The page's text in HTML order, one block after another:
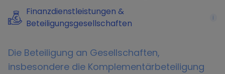
Finanzdienstleistungen &
Beteiligungsgesellschaften
i
Die Beteiligung an Gesellschaften,
insbesondere die Komplementärbeteiligung